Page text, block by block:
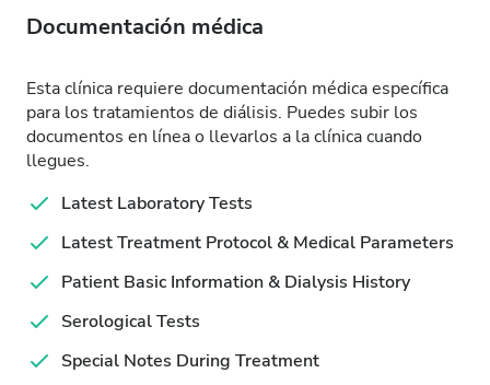
Documentación médica
Esta clínica requiere documentación médica específica
para los tratamientos de diálisis. Puedes subir los
documentos en línea o llevarlos a la clínica cuando
llegues.
Latest Laboratory Tests
Latest Treatment Protocol & Medical Parameters
Patient Basic Information & Dialysis History
Serological Tests
Special Notes During Treatment